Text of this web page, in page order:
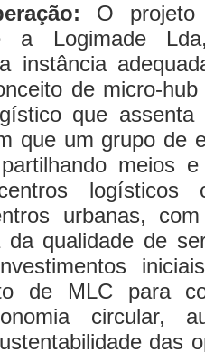
O
a Logimade
instância
de micro-
que
que um grupo de
meios
logísticos
urbanas,
da qualidade de
de MLC para
circular,
das